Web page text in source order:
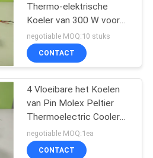
Thermo-elektrische
Koeler van 300 W voor
Hitteoverdracht
negotiable MOQ:10 stuks
CONTACT
4 Vloeibare het Koelen
van Pin Molex Peltier
Thermoelectric Cooler
300W Methode
negotiable MOQ:1ea
CONTACT